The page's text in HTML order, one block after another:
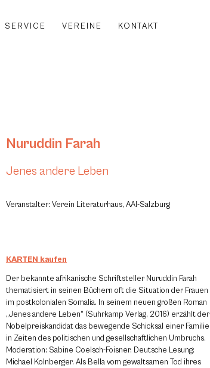
SERVICE VEREINE KONTAKT
Nuruddin Farah
Jenes andere Leben
Veranstalter: Verein Literaturhaus, AAI-Salzburg
KARTEN kaufen
Der bekannte afrikanische Schriftsteller Nuruddin Farah
thematisiert in seinen Büchern oft die Situation der Frauen
im postkolonialen Somalia. In seinem neuen großen Roman
„Jenes andere Leben“ (Suhrkamp Verlag, 2016) erzählt der
Nobelpreiskandidat das bewegende Schicksal einer Familie
in Zeiten des politischen und gesellschaftlichen Umbruchs.
Moderation: Sabine Coelsch-Foisner. Deutsche Lesung:
Michael Kolnberger. Als Bella vom gewaltsamen Tod ihres